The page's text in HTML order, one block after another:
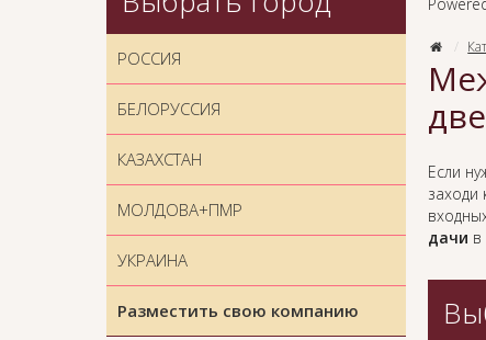
Если
дачи
РОССИЯ
БЕЛОРУССИЯ
КАЗАХСТАН
МОЛДОВА+ПМР
УКРАИНА
Разместить свою компанию